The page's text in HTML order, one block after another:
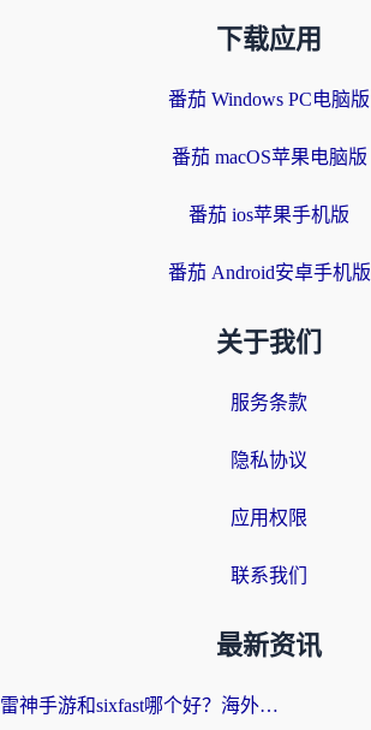
下载应用
番茄 Windows PC电脑版
番茄 macOS苹果电脑版
番茄 ios苹果手机版
番茄 Android安卓手机版
关于我们
服务条款
隐私协议
应用权限
联系我们
最新资讯
雷神手游和sixfast哪个好？海外党亲测3款回国加速器，教你选对不踩坑